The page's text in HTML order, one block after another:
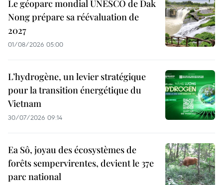
Le géoparc mondial UNESCO de Dak
Nong prépare sa réévaluation de
2027
01/08/2026 05:00
L’hydrogène, un levier stratégique
pour la transition énergétique du
Vietnam
30/07/2026 09:14
Ea Sô, joyau des écosystèmes de
forêts sempervirentes, devient le 37e
parc national